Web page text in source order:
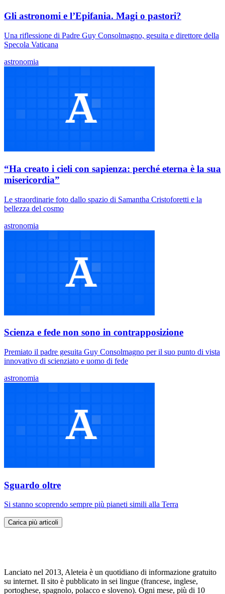
Gli astronomi e l’Epifania. Magi o pastori?
Una riflessione di Padre Guy Consolmagno, gesuita e direttore della
Specola Vaticana
astronomia
“Ha creato i cieli con sapienza: perché eterna è la sua
misericordia”
Le straordinarie foto dallo spazio di Samantha Cristoforetti e la
bellezza del cosmo
astronomia
Scienza e fede non sono in contrapposizione
Premiato il padre gesuita Guy Consolmagno per il suo punto di vista
innovativo di scienziato e uomo di fede
astronomia
Sguardo oltre
Si stanno scoprendo sempre più pianeti simili alla Terra
Carica più articoli
Lanciato nel 2013, Aleteia è un quotidiano di informazione gratuito
su internet. Il sito è pubblicato in sei lingue (francese, inglese,
portoghese, spagnolo, polacco e sloveno). Ogni mese, più di 10